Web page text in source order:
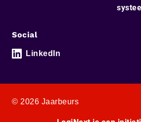
Social
LinkedIn
© 2026 Jaarbeurs